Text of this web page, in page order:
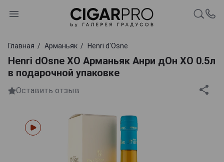
Главная Арманьяк Henri d'Osne
Henri dOsne XO Арманьяк Анри дОн XO 0.5л
в подарочной упаковке
Оставить отзыв